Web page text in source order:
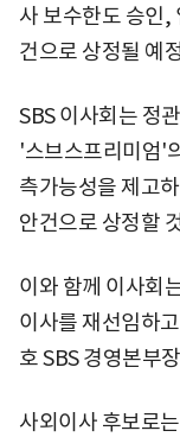
사 보수한도 승인,
건으로 상정될 예
SBS 이사회는 정
'스브스프리미엄'
측가능성을 제고
안건으로 상정할
이와 함께 이사회
이사를 재선임하
호 SBS 경영본부
사외이사 후보로